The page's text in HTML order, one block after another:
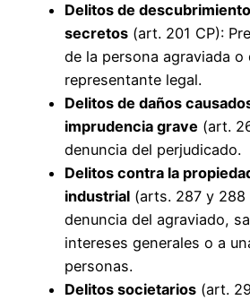
Delitos de
secretos (art. 201 CP):
de la persona agraviada o
representante legal.
Delitos de daños
imprudencia grave (art.
denuncia del perjudicado.
Delitos contra la
industrial (arts. 287 y 288
denuncia del agraviado,
intereses generales o a
personas.
Delitos societarios (art.